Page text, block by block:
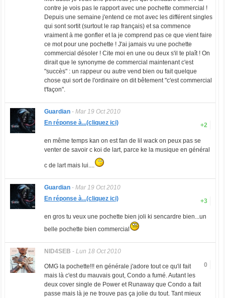
contre je vois pas le rapport avec une pochette commercial !
Depuis une semaine j'entend ce mot avec les différent singles
qui sont sortit (surtout le rap français) et sa commence
vraiment à me gonfler et la je comprend pas ce que vient faire
ce mot pour une pochette ! J'ai jamais vu une pochette
commercial désoler ! Cite moi en une ou deux s'il te plaît ! On
dirait que le synonyme de commercial maintenant c'est
"succès" : un rappeur ou autre vend bien ou fait quelque
chose qui sort de l'ordinaire on dit bêtement "c'est commercial
t'façon".
Guardian- Mar 19 Oct 2010
+2
En réponse à...(cliquez ici)
en même temps kan on est fan de lil wack on peux pas se
venter de savoir c koi de lart, parce ke la musique en général
c de lart mais lui....
Guardian- Mar 19 Oct 2010
+3
En réponse à...(cliquez ici)
en gros tu veux une pochette bien joli ki sencardre bien...un
belle pochette bien commercial
NID4SEB - Lun 18 Oct 2010
0
OMG la pochette!!! en générale j'adore tout ce qu'il fait
mais là c'est du mauvais gout, Condo a fumé. Autant les
deux cover single de Power et Runaway que Condo a fait
passe mais là je ne trouve pas ça jolie du tout. Tant mieux